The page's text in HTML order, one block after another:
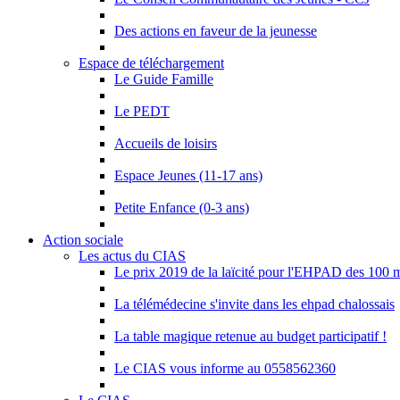
Des actions en faveur de la jeunesse
Espace de téléchargement
Le Guide Famille
Le PEDT
Accueils de loisirs
Espace Jeunes (11-17 ans)
Petite Enfance (0-3 ans)
Action sociale
Les actus du CIAS
Le prix 2019 de la laïcité pour l'EHPAD des 100
La télémédecine s'invite dans les ehpad chalossais
La table magique retenue au budget participatif !
Le CIAS vous informe au 0558562360